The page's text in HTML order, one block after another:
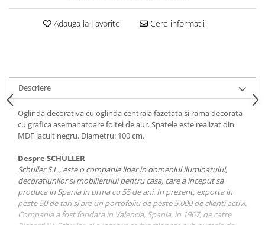
Adauga la Favorite Cere informatii
Descriere
Oglinda decorativa cu oglinda centrala fazetata si rama decorata
cu grafica asemanatoare foitei de aur. Spatele este realizat din
MDF lacuit negru. Diametru: 100 cm.
Despre SCHULLER
Schuller S.L., este o companie lider in domeniul iluminatului,
decoratiunilor si mobilierului pentru casa, care a inceput sa
produca in Spania in urma cu 55 de ani. In prezent, exporta in
peste 50 de tari si are un portofoliu de peste 5.000 de clienti activi.
Compania a fost fondata in Valencia, Spania, in 1967, de catre